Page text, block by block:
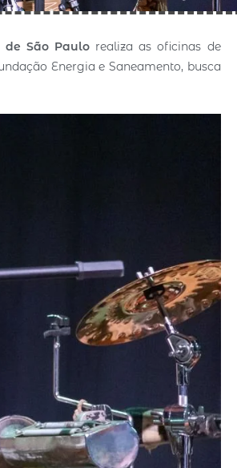
São Paulo realiza as oficinas de
Energia e Saneamento, busca